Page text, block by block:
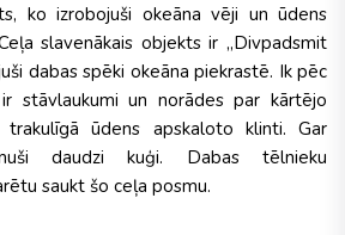
ko izrobojuši okeāna vēji un ūdens
slavenākais objekts ir „Divpadsmit
dabas spēki okeāna piekrastē. Ik pēc
stāvlaukumi un norādes par kārtējo
ūdens apskaloto klinti. Gar
daudzi kuģi. Dabas tēlnieku
saukt šo ceļa posmu.